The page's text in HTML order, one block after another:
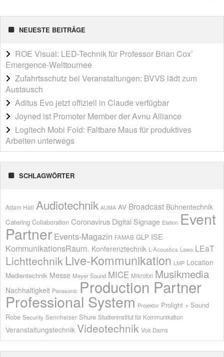
NEUESTE BEITRÄGE
ROE Visual: LED-Technik für Professor Brian Cox’
Emergence-Welttournee
Zufahrtsschutz bei Veranstaltungen: BVVS lädt zum
Austausch
Aditus Evo jetzt offiziell in Claude verfügbar
Joyned ist Promoter Member der Avnu Alliance
Logitech Mobi Fold: Faltbare Maus für produktives
Arbeiten unterwegs
SCHLAGWÖRTER
Adam Hall Audiotechnik AUMA AV Broadcast Bühnentechnik
Catering Collaboration Coronavirus Digital Signage Elation Event
Partner Events-Magazin FAMAB GLP ISE
KommunikationsRaum. Konferenztechnik L-Acoustics Lawo LEaT
Lichttechnik Live-Kommunikation LMP Location
Medientechnik Messe Meyer Sound MICE Mikrofon Musikmedia
Nachhaltigkeit Panasonic Production Partner
Professional System Projektor Prolight + Sound
Robe Security Sennheiser Shure Studieninstitut für Kommunikation
Veranstaltungstechnik Videotechnik Vok Dams